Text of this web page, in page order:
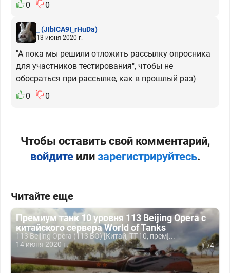
0 0
(JIbICA9I_rHuDa)
13 июня 2020 г.
"А пока мы решили отложить рассылку опросника
для участников тестирования", чтобы не
обосраться при рассылке, как в прошлый раз)
0
0
Чтобы оставить свой комментарий,
войдитеили зарегистрируйтесь.
Читайте еще
Премиум танк 10 уровня 113 Beijing Opera с
китайского сервера World of Tanks
113 Beijing Opera (113 BO) [Китай, ТТ-10, прем]...
14 июня 2020 г.
4